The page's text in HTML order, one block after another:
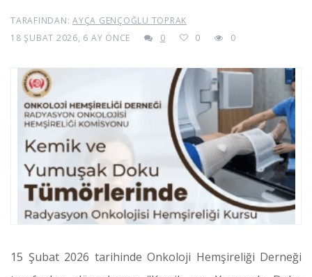
TARAFINDAN: AYÇA GENÇOĞLU TOPRAK
18 ŞUBAT 2026, 6 AY ÖNCE
0 0 0
15 Şubat 2026 tarihinde Onkoloji Hemşireliği Derneği